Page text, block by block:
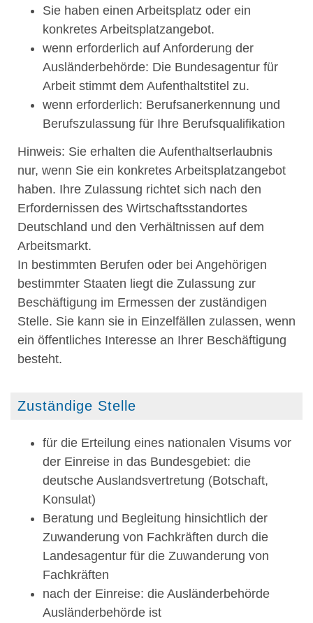
Sie haben einen Arbeitsplatz oder ein
konkretes Arbeitsplatzangebot.
wenn erforderlich auf Anforderung der
Ausländerbehörde: Die Bundesagentur für
Arbeit stimmt dem Aufenthaltstitel zu.
wenn erforderlich: Berufsanerkennung und
Berufszulassung für Ihre Berufsqualifikation
Hinweis: Sie erhalten die Aufenthaltserlaubnis
nur, wenn Sie ein konkretes Arbeitsplatzangebot
haben. Ihre Zulassung richtet sich nach den
Erfordernissen des Wirtschaftsstandortes
Deutschland und den Verhältnissen auf dem
Arbeitsmarkt.
In bestimmten Berufen oder bei Angehörigen
bestimmter Staaten liegt die Zulassung zur
Beschäftigung im Ermessen der zuständigen
Stelle. Sie kann sie in Einzelfällen zulassen, wenn
ein öffentliches Interesse an Ihrer Beschäftigung
besteht.
Zuständige Stelle
für die Erteilung eines nationalen Visums vor
der Einreise in das Bundesgebiet: die
deutsche Auslandsvertretung (Botschaft,
Konsulat)
Beratung und Begleitung hinsichtlich der
Zuwanderung von Fachkräften durch die
Landesagentur für die Zuwanderung von
Fachkräften
nach der Einreise: die Ausländerbehörde
Ausländerbehörde ist